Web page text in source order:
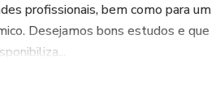
profissionais, bem como para um
Desejamos bons estudos e que